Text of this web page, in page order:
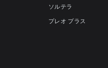
ソルテラ
プレオ プラス